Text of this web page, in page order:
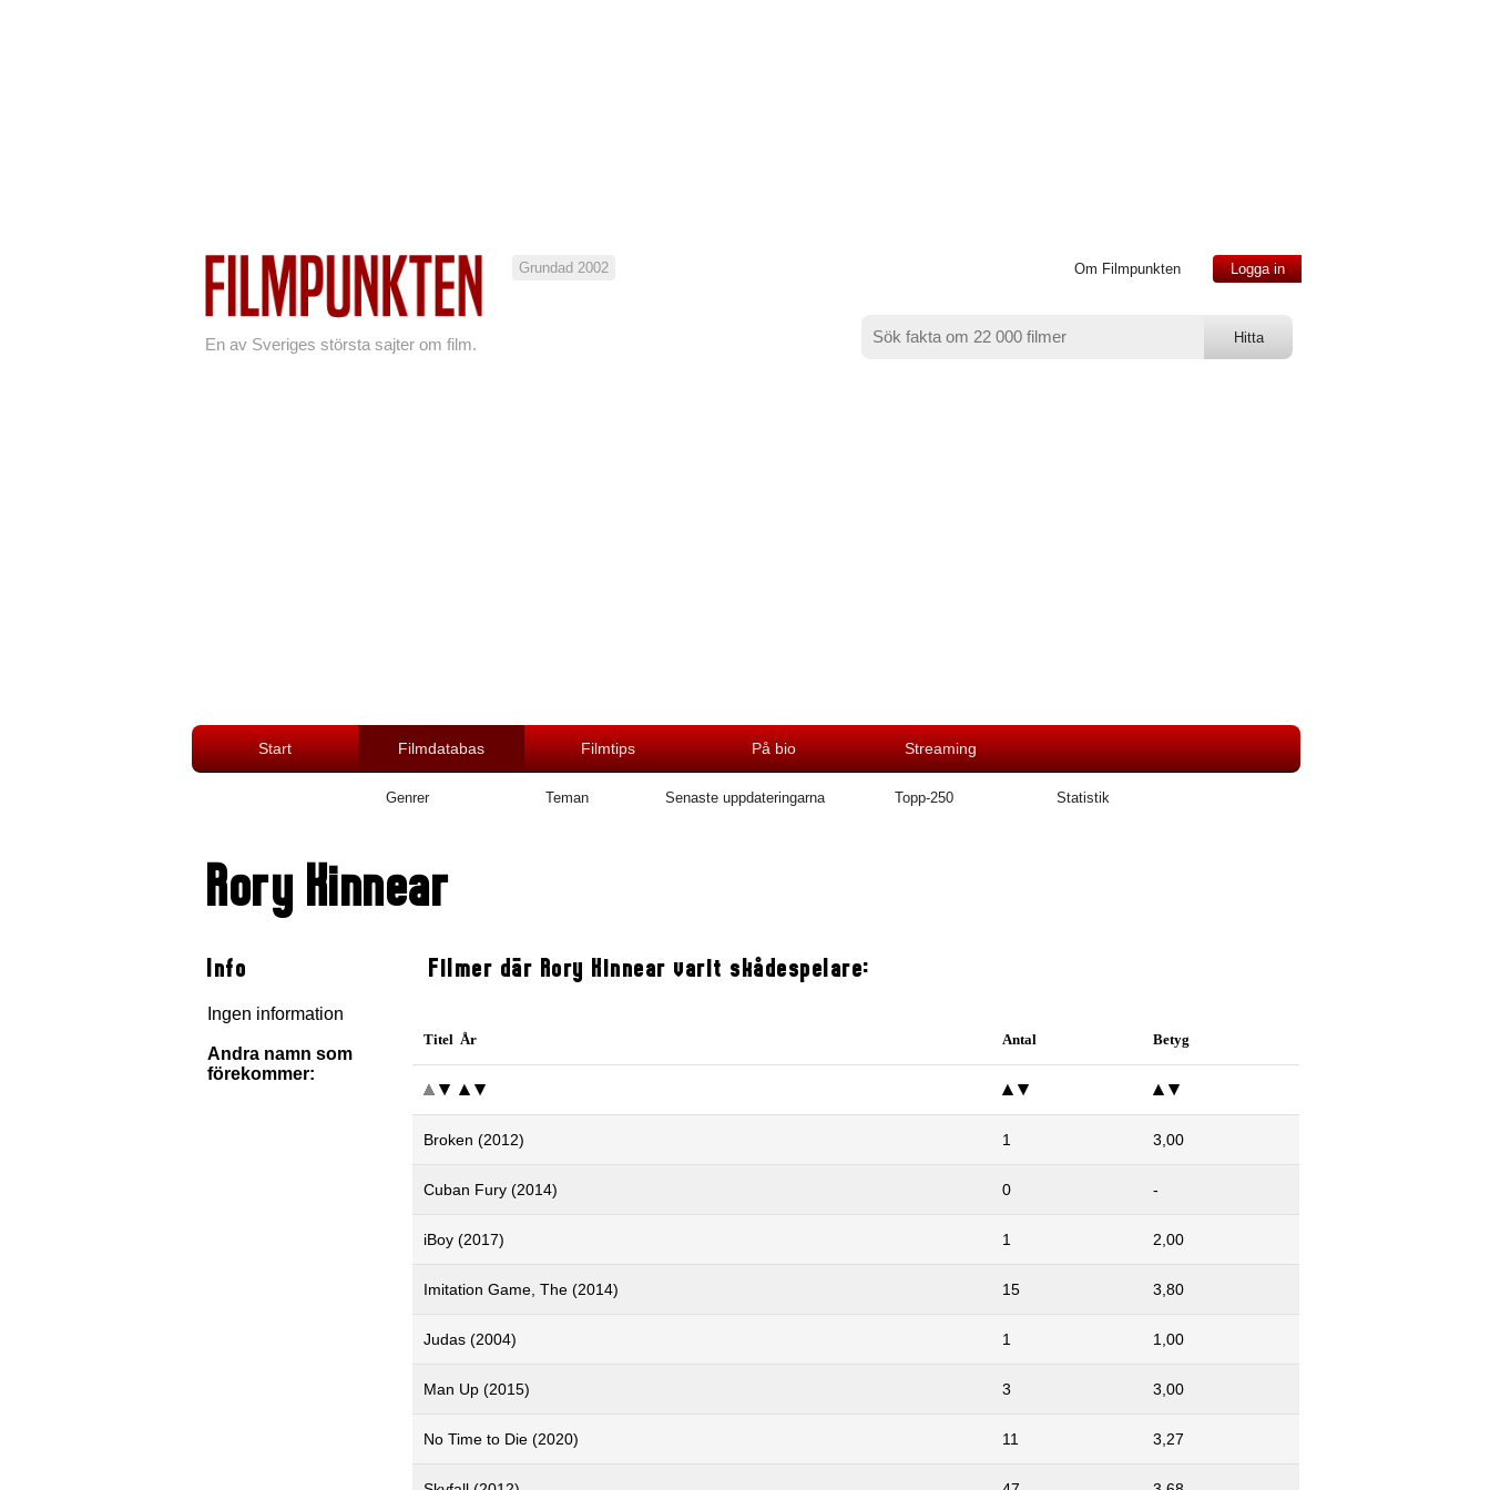
En av Sveriges största sajter om film.
Grundad 2002 Om Filmpunkten Logga in
Start Filmdatabas Filmtips På bio Streaming
Genrer Teman Senaste uppdateringarna Topp-250 Statistik
Rory Kinnear
Info
Ingen information
Andra namn som
förekommer:
Filmer där Rory Kinnear varit skådespelare:
Titel År Antal Betyg
Broken (2012) 1 3,00
Cuban Fury (2014) 0 -
iBoy (2017) 1 2,00
Imitation Game, The (2014) 15 3,80
Judas (2004) 1 1,00
Man Up (2015) 3 3,00
No Time to Die (2020) 11 3,27